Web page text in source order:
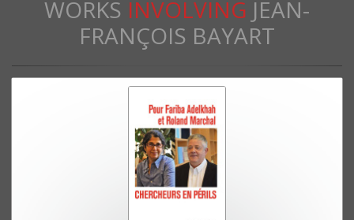
WORKS INVOLVING JEAN-
FRANÇOIS BAYART